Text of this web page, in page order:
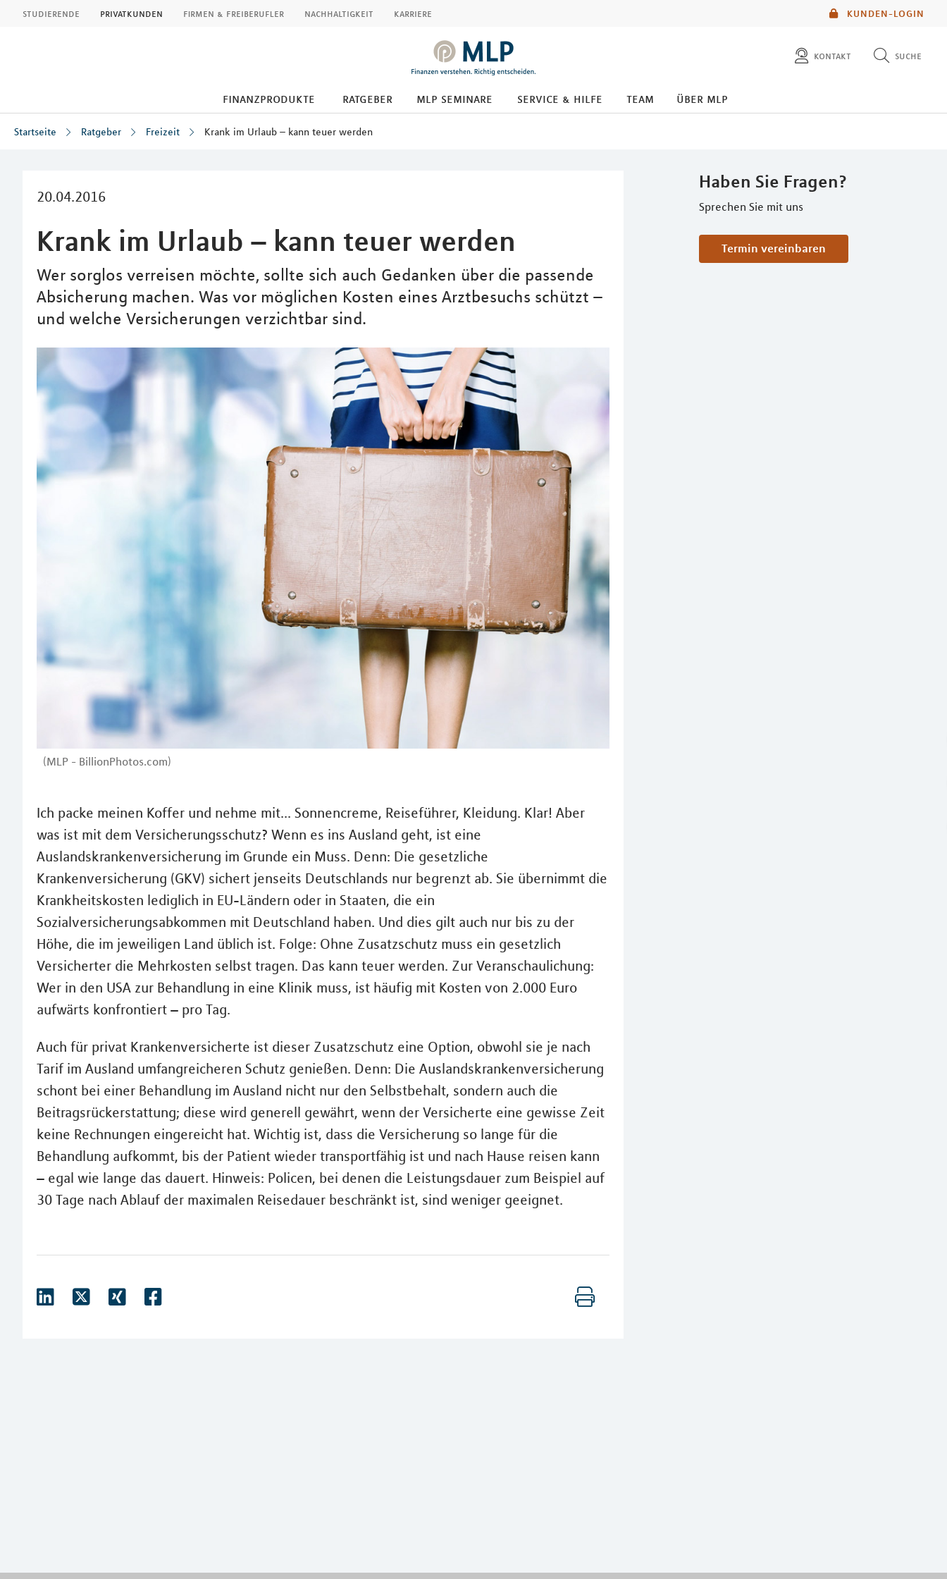
KUNDEN-LOGIN
studierende privatkunden firmen & freiberufler nachhaltigkeit karriere
kontakt suche
finanzprodukte ratgeber mlp seminare service & hilfe team über mlp
Startseite Ratgeber Freizeit Krank im Urlaub – kann teuer werden
20.04.2016
Krank im Urlaub – kann teuer werden
Wer sorglos verreisen möchte, sollte sich auch Gedanken über die passende
Absicherung machen. Was vor möglichen Kosten eines Arztbesuchs schützt –
und welche Versicherungen verzichtbar sind.
(MLP - BillionPhotos.com)
Haben Sie Fragen?
Sprechen Sie mit uns
Termin vereinbaren
Ich packe meinen Koffer und nehme mit... Sonnencreme, Reiseführer, Kleidung. Klar! Aber
was ist mit dem Versicherungsschutz? Wenn es ins Ausland geht, ist eine
Auslandskrankenversicherung im Grunde ein Muss. Denn: Die gesetzliche
Krankenversicherung (GKV) sichert jenseits Deutschlands nur begrenzt ab. Sie übernimmt die
Krankheitskosten lediglich in EU-Ländern oder in Staaten, die ein
Sozialversicherungsabkommen mit Deutschland haben. Und dies gilt auch nur bis zu der
Höhe, die im jeweiligen Land üblich ist. Folge: Ohne Zusatzschutz muss ein gesetzlich
Versicherter die Mehrkosten selbst tragen. Das kann teuer werden. Zur Veranschaulichung:
Wer in den USA zur Behandlung in eine Klinik muss, ist häufig mit Kosten von 2.000 Euro
aufwärts konfrontiert – pro Tag.
Auch für privat Krankenversicherte ist dieser Zusatzschutz eine Option, obwohl sie je nach
Tarif im Ausland umfangreicheren Schutz genießen. Denn: Die Auslandskrankenversicherung
schont bei einer Behandlung im Ausland nicht nur den Selbstbehalt, sondern auch die
Beitragsrückerstattung; diese wird generell gewährt, wenn der Versicherte eine gewisse Zeit
keine Rechnungen eingereicht hat. Wichtig ist, dass die Versicherung so lange für die
Behandlung aufkommt, bis der Patient wieder transportfähig ist und nach Hause reisen kann
– egal wie lange das dauert. Hinweis: Policen, bei denen die Leistungsdauer zum Beispiel auf
30 Tage nach Ablauf der maximalen Reisedauer beschränkt ist, sind weniger geeignet.